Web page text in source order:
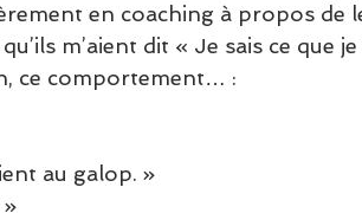
en coaching à propos de
m’aient dit « Je sais ce que
ce comportement… :
au galop. »